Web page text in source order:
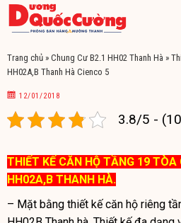
Trang chủ » Chung Cư B2.1 HH02 Thanh Hà »
HH02A,B Thanh Hà Cienco 5
12/01/2018
3.8/5 -
THIẾT KẾ CĂN HỘ TẦNG 19 TÒA
HH02A,B THANH HÀ.
– Mặt bằng thiết kế căn hộ riêng